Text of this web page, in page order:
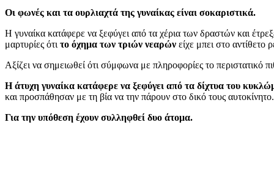
Οι φωνές και τα ουρλιαχτά της γυναίκας είναι σοκαριστικά.
Η γυναίκα κατάφερε να ξεφύγει από τα χέρια των δραστών και
μαρτυρίες ότι το όχημα των τριών νεαρών είχε μπει στο
Αξίζει να σημειωθεί ότι σύμφωνα με πληροφορίες το περιστατικό
Η άτυχη γυναίκα κατάφερε να ξεφύγει από τα δίχτυα του
και προσπάθησαν με τη βία να την πάρουν στο δικό τους αυτοκίνητο.
Για την υπόθεση έχουν συλληφθεί δυο άτομα.